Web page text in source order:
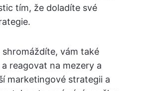
tím, že doladíte své
vám také
reagovat na mezery a
marketingové strategii a